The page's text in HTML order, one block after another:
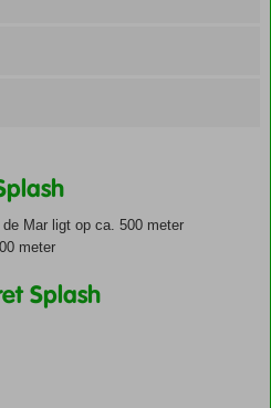
Mar ligt op ca. 500 meter
meter
Splash